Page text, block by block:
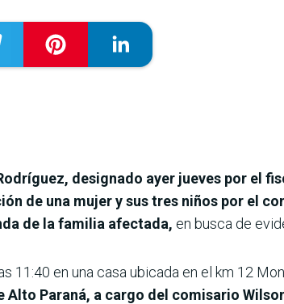
designado ayer jueves por el
de una mujer y sus tres niños por el
de la familia afectada, en busca de
11:40 en una casa ubicada en el km 12
Paraná, a cargo del comisario